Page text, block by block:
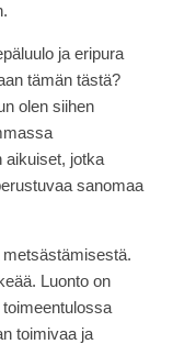
ja eripura
tämän tästä?
olen siihen
aikuiset, jotka
sanomaa
Luonto on
toimivaa ja